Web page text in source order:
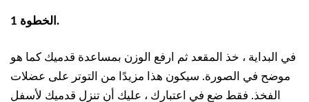
الخطوة 1.
في البداية ، خذ المقعد ثم ارفع الوزن بمساعدة قدميك كما هو
موضح في الصورة. سيكون هذا مزيدًا من التوتر على عضلات
الفخذ. فقط ضع في اعتبارك ، عليك أن تنزل قدميك لأسفل